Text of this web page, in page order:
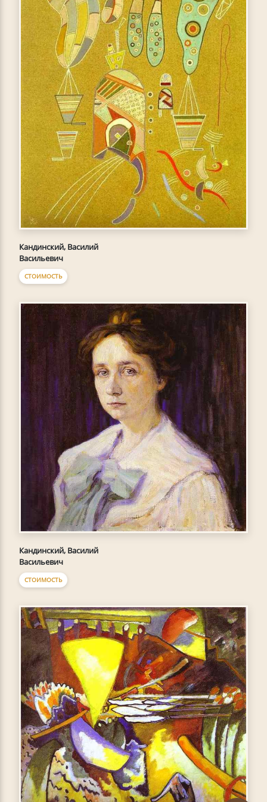
Кандинский, Василий
Васильевич
СТОИМОСТЬ
Кандинский, Василий
Васильевич
СТОИМОСТЬ